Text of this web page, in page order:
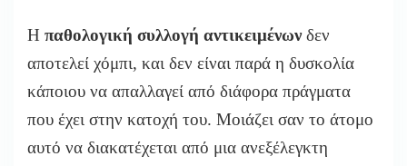
Η παθολογική συλλογή αντικειμένωνδεν
αποτελεί χόμπι, και δεν είναι παρά η δυσκολία
κάποιου να απαλλαγεί από διάφορα πράγματα
που έχει στην κατοχή του. Μοιάζει σαν το άτομο
αυτό να διακατέχεται από μια ανεξέλεγκτη